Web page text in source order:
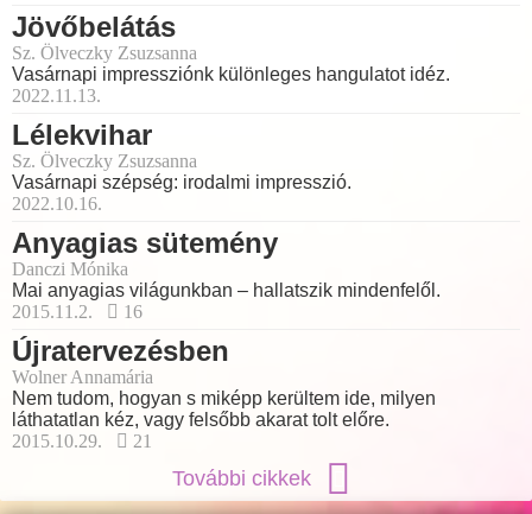
Jövőbelátás
Sz. Ölveczky Zsuzsanna
Vasárnapi impressziónk különleges hangulatot idéz.
2022.11.13.
Lélekvihar
Sz. Ölveczky Zsuzsanna
Vasárnapi szépség: irodalmi impresszió.
2022.10.16.
Anyagias sütemény
Danczi Mónika
Mai anyagias világunkban – hallatszik mindenfelől.
2015.11.2.
16
Újratervezésben
Wolner Annamária
Nem tudom, hogyan s miképp kerültem ide, milyen
láthatatlan kéz, vagy felsőbb akarat tolt előre.
2015.10.29.
21
További cikkek